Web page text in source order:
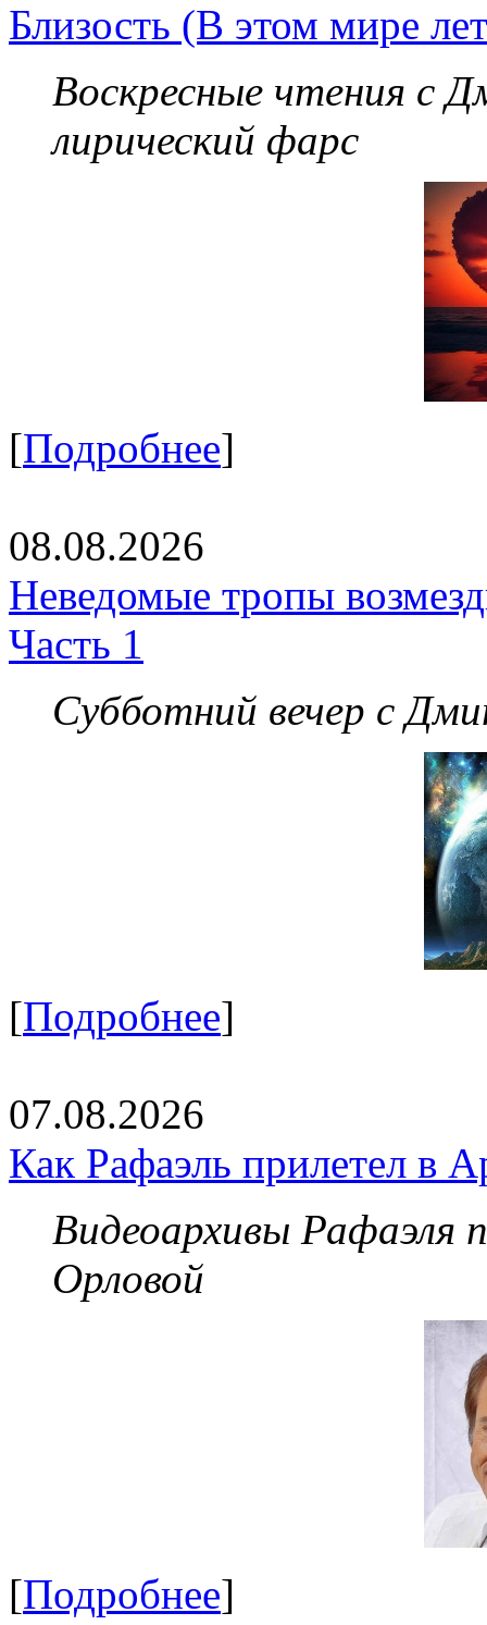
Близость (В этом мире
Воскресные чтения с
лирический фарс
[Подробнее]
08.08.2026
Неведомые тропы
Часть 1
Субботний вечер с
[Подробнее]
07.08.2026
Как Рафаэль прилетел в
Видеоархивы Рафаэля
Орловой
[Подробнее]